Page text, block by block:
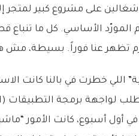
على مشروع كبير
المورّد الأساسي. كل ما تنباع
تظهر عنا فوراً. بسيطة، مش
اللي خطرت في بالنا كانت
أول أسبوع، كانت الأمور